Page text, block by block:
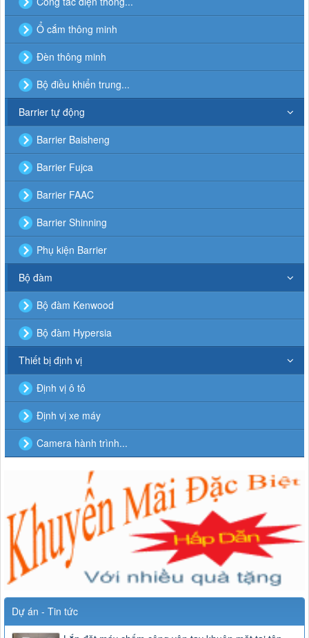
Ổ cắm thông minh
Đèn thông minh
Bộ điều khiển trung...
Barrier tự động
Barrier Baisheng
Barrier Fujca
Barrier FAAC
Barrier Shinning
Phụ kiện Barrier
Bộ đàm
Bộ đàm Kenwood
Bộ đàm Hypersia
Thiết bị định vị
Định vị ô tô
Định vị xe máy
Camera hành trình...
Dự án - Tin tức